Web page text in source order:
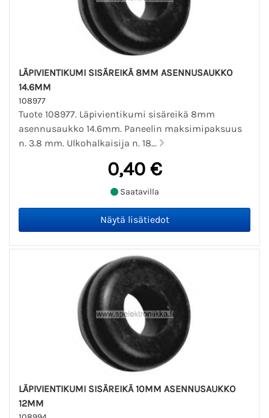
LÄPIVIENTIKUMI SISÄREIKÄ 8MM ASENNUSAUKKO
14.6MM
108977
Tuote 108977. Läpivientikumi sisäreikä 8mm
asennusaukko 14.6mm. Paneelin maksimipaksuus
n. 3.8 mm. Ulkohalkaisija n. 18...
0,40 €
Saatavilla
LÄPIVIENTIKUMI SISÄREIKÄ 10MM ASENNUSAUKKO
12MM